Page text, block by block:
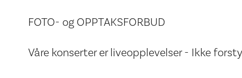
FOTO- og OPPTAKSFORBUD
Våre konserter er liveopplevelser - Ikke